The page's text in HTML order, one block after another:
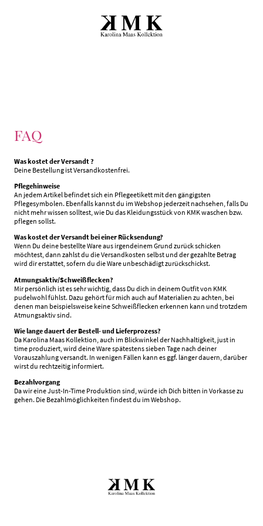
FAQ
Was kostet der Versandt ?
Deine Bestellung ist Versandkostenfrei.
Pflegehinweise
An jedem Artikel befindet sich ein Pflegeetikett mit den gängigsten
Pflegesymbolen. Ebenfalls kannst du im Webshop jederzeit nachsehen, falls Du
nicht mehr wissen solltest, wie Du das Kleidungsstück von KMK waschen bzw.
pflegen sollst.
Was kostet der Versandt bei einer Rücksendung?
Wenn Du deine bestellte Ware aus irgendeinem Grund zurück schicken
möchtest, dann zahlst du die Versandkosten selbst und der gezahlte Betrag
wird dir erstattet, sofern du die Ware unbeschädigt zurückschickst.
Atmungsaktiv/Schweißflecken?
Mir persönlich ist es sehr wichtig, dass Du dich in deinem Outfit von KMK
pudelwohl fühlst. Dazu gehört für mich auch auf Materialien zu achten, bei
denen man beispielsweise keine Schweißflecken erkennen kann und trotzdem
Atmungsaktiv sind.
Wie lange dauert der Bestell- und Lieferprozess?
Da Karolina Maas Kollektion, auch im Blickwinkel der Nachhaltigkeit, just in
time produziert, wird deine Ware spätestens sieben Tage nach deiner
Vorauszahlung versandt. In wenigen Fällen kann es ggf. länger dauern, darüber
wirst du rechtzeitig informiert.
Bezahlvorgang
Da wir eine Just-In-Time Produktion sind, würde ich Dich bitten in Vorkasse zu
gehen. Die Bezahlmöglichkeiten findest du im Webshop.